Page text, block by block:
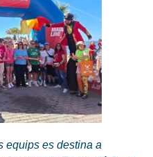
equips es destina a